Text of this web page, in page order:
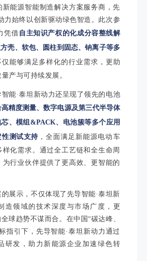
新能源智能制造解决方案服务商，先
力始终以创新驱动绿色智造。此次参
凭借 自主知识产权的化成分容整线解
壳、软包、圆柱到固态、钠离子等多
仅能够满足多样化的行业需求，更助
产与可持续发展。
能·泰坦新动力还呈现了领先的电池
高精度测量、数字电源及第三代半导体
、模组&PACK、电池簇等多个应用
性测试支持，全面满足新能源电动车
样化需求。通过全工艺链和全生命周
为行业伙伴提供了更高效、更智能的
展示，不仅体现了先导智能·泰坦新
造领域的技术深度与市场广度，更
球趋势不谋而合。在中国“碳达峰、
指引下，先导智能·泰坦新动力通过
研发，助力新能源企业加速绿色转